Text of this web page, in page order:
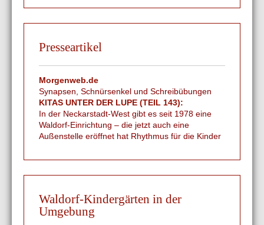
Presseartikel
Morgenweb.de
Synapsen, Schnürsenkel und Schreibübungen
KITAS UNTER DER LUPE (TEIL 143):
In der Neckarstadt-West gibt es seit 1978 eine
Waldorf-Einrichtung – die jetzt auch eine
Außenstelle eröffnet hat Rhythmus für die Kinder
Waldorf-Kindergärten in der
Umgebung